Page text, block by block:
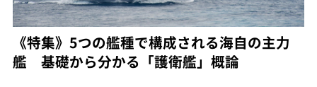
《特集》5つの艦種で構成される海自の主力
艦 基礎から分かる「護衛艦」概論